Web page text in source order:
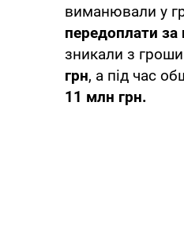
виманювали у
передоплати за
зникали з
грн, а під час
11 млн грн.